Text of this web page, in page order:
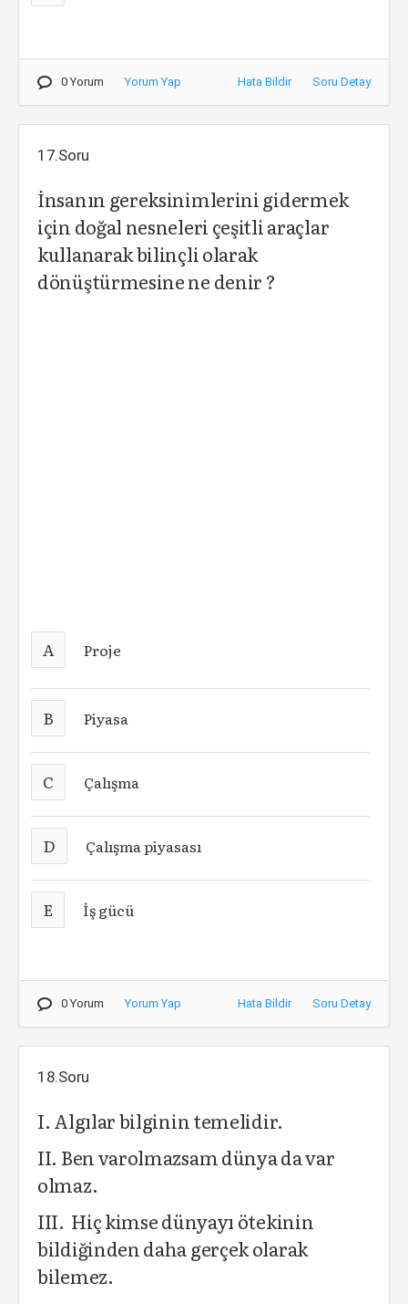
0 Yorum Yorum Yap Hata Bildir Soru Detay
17.Soru
İnsanın gereksinimlerini gidermek
için doğal nesneleri çeşitli araçlar
kullanarak bilinçli olarak
dönüştürmesine ne denir ?
A Proje
B Piyasa
C Çalışma
D Çalışma piyasası
E İş gücü
0 Yorum Yorum Yap Hata Bildir Soru Detay
18.Soru
I. Algılar bilginin temelidir.
II. Ben varolmazsam dünya da var
olmaz.
III. Hiç kimse dünyayı ötekinin
bildiğinden daha gerçek olarak
bilemez.